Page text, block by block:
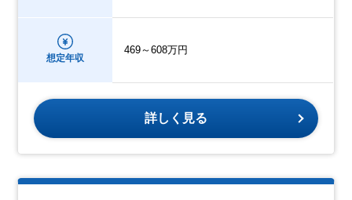
想定年収
469～608万円
詳しく見る